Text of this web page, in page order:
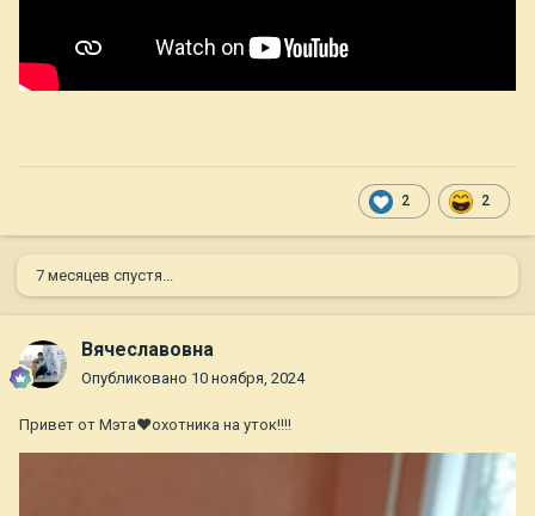
2 2
7 месяцев спустя...
Вячеславовна
Опубликовано 10 ноября, 2024
Привет от Мэта❤охотника на уток!!!!